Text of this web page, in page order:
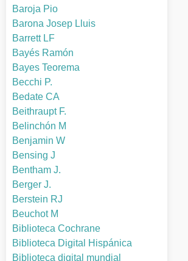
Baroja Pio
Barona Josep Lluis
Barrett LF
Bayés Ramón
Bayes Teorema
Becchi P.
Bedate CA
Beithraupt F.
Belinchón M
Benjamin W
Bensing J
Bentham J.
Berger J.
Berstein RJ
Beuchot M
Biblioteca Cochrane
Biblioteca Digital Hispánica
Biblioteca digital mundial